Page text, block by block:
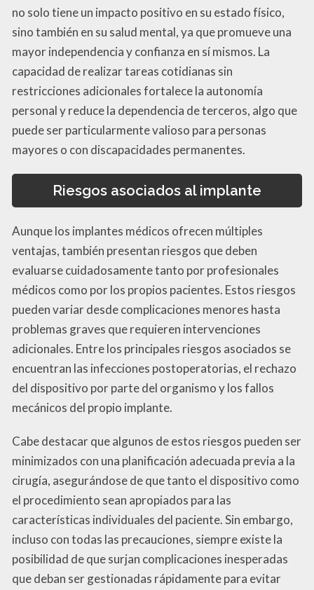
no solo tiene un impacto positivo en su estado físico,
sino también en su salud mental, ya que promueve una
mayor independencia y confianza en sí mismos. La
capacidad de realizar tareas cotidianas sin
restricciones adicionales fortalece la autonomía
personal y reduce la dependencia de terceros, algo que
puede ser particularmente valioso para personas
mayores o con discapacidades permanentes.
Riesgos asociados al implante
Aunque los implantes médicos ofrecen múltiples
ventajas, también presentan riesgos que deben
evaluarse cuidadosamente tanto por profesionales
médicos como por los propios pacientes. Estos riesgos
pueden variar desde complicaciones menores hasta
problemas graves que requieren intervenciones
adicionales. Entre los principales riesgos asociados se
encuentran las infecciones postoperatorias, el rechazo
del dispositivo por parte del organismo y los fallos
mecánicos del propio implante.
Cabe destacar que algunos de estos riesgos pueden ser
minimizados con una planificación adecuada previa a la
cirugía, asegurándose de que tanto el dispositivo como
el procedimiento sean apropiados para las
características individuales del paciente. Sin embargo,
incluso con todas las precauciones, siempre existe la
posibilidad de que surjan complicaciones inesperadas
que deban ser gestionadas rápidamente para evitar